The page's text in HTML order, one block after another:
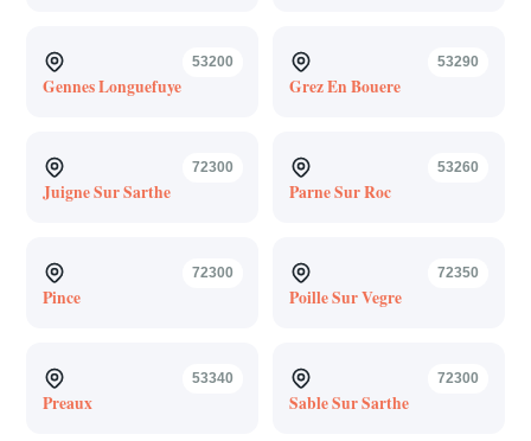
53200
Gennes Longuefuye
53290
Grez En Bouere
72300
Juigne Sur Sarthe
53260
Parne Sur Roc
72300
Pince
72350
Poille Sur Vegre
53340
Preaux
72300
Sable Sur Sarthe